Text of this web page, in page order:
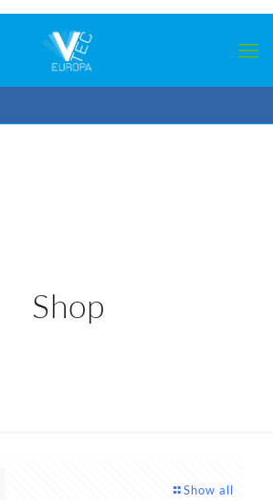
Shop
Show all